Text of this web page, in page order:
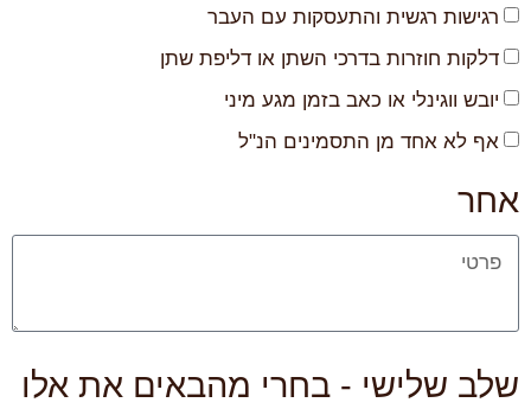
רגישות רגשית והתעסקות עם העבר
דלקות חוזרות בדרכי השתן או דליפת שתן
יובש ווגינלי או כאב בזמן מגע מיני
אף לא אחד מן התסמינים הנ"ל
אחר
שלב שלישי - בחרי מהבאים את אלו